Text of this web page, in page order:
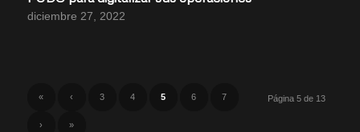
diciembre 27, 2022
Página 5 de 13
« ‹ 3 4 5 6 7
› »